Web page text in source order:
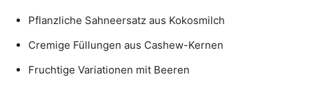
Pflanzliche Sahneersatz aus Kokosmilch
Cremige Füllungen aus Cashew-Kernen
Fruchtige Variationen mit Beeren